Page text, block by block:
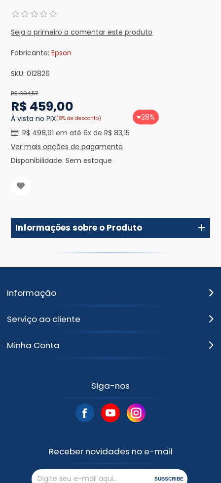
Seja o primeiro a comentar este produto
Fabricante: Epson
SKU: 012826
R$ 694,57
R$ 459,00
À vista no PIX(8% de desconto)
R$ 498,91 em até 6x de R$ 83,15
Ver mais opções de pagamento
28%
Disponibilidade: Sem estoque
Informações sobre o Produto
Informação
Serviço ao cliente
Minha Conta
Siga-nos
Receber novidades no e-mail
SUBSCRIBE